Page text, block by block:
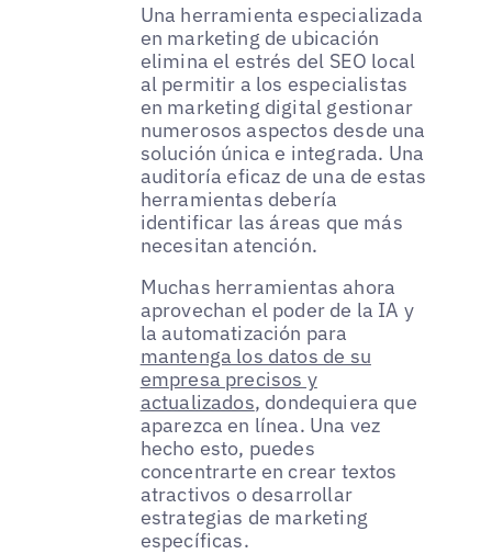
Una herramienta especializada
en marketing de ubicación
elimina el estrés del SEO local
al permitir a los especialistas
en marketing digital gestionar
numerosos aspectos desde una
solución única e integrada. Una
auditoría eficaz de una de estas
herramientas debería
identificar las áreas que más
necesitan atención.
Muchas herramientas ahora
aprovechan el poder de la IA y
la automatización para
mantenga los datos de su
empresa precisos y
actualizados, dondequiera que
aparezca en línea. Una vez
hecho esto, puedes
concentrarte en crear textos
atractivos o desarrollar
estrategias de marketing
específicas.